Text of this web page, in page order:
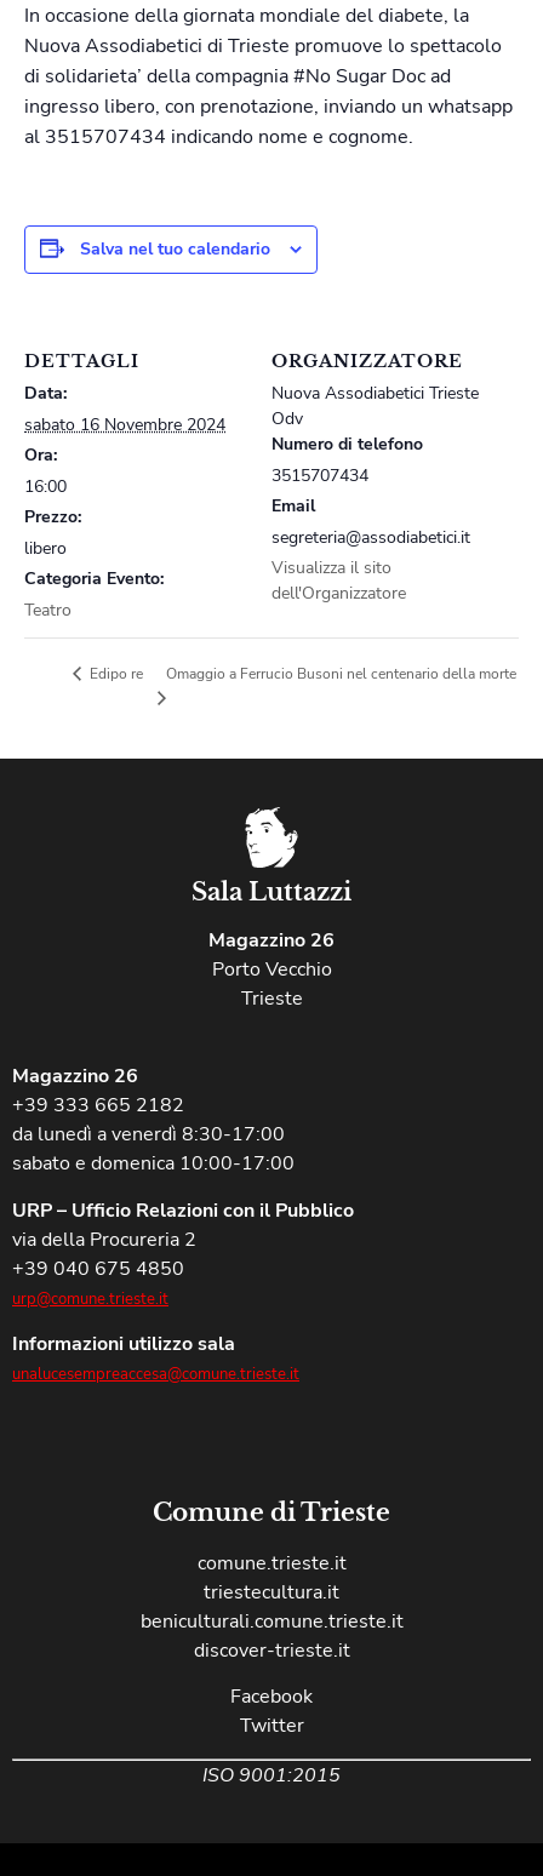
In occasione della giornata mondiale del diabete, la
Nuova Assodiabetici di Trieste promuove lo spettacolo
di solidarieta’ della compagnia #No Sugar Doc ad
ingresso libero, con prenotazione, inviando un whatsapp
al 3515707434 indicando nome e cognome.
Salva nel tuo calendario
DETTAGLI
Data:
sabato 16 Novembre 2024
Ora:
16:00
Prezzo:
libero
Categoria Evento:
Teatro
ORGANIZZATORE
Nuova Assodiabetici Trieste
Odv
Numero di telefono
3515707434
Email
segreteria@assodiabetici.it
Visualizza il sito
dell'Organizzatore
Edipo re Omaggio a Ferrucio Busoni nel centenario della morte
Sala Luttazzi
Magazzino 26
Porto Vecchio
Trieste
Magazzino 26
+39 333 665 2182
da lunedì a venerdì 8:30-17:00
sabato e domenica 10:00-17:00
URP – Ufficio Relazioni con il Pubblico
via della Procureria 2
+39 040 675 4850
urp@comune.trieste.it
Informazioni utilizzo sala
unalucesempreaccesa@comune.trieste.it
Comune di Trieste
comune.trieste.it
triestecultura.it
beniculturali.comune.trieste.it
discover-trieste.it
Facebook
Twitter
ISO 9001:2015